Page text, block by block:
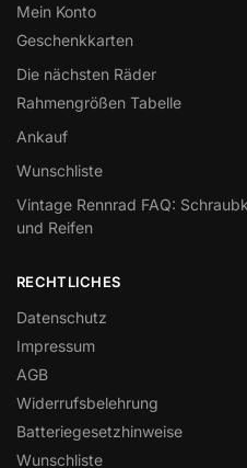
Mein Konto
Geschenkkarten
Die nächsten Räder
Rahmengrößen Tabelle
Ankauf
Wunschliste
Vintage Rennrad FAQ:
und Reifen
RECHTLICHES
Datenschutz
Impressum
AGB
Widerrufsbelehrung
Batteriegesetzhinweise
Wunschliste